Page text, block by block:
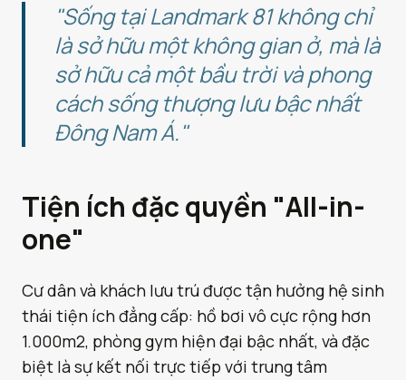
"Sống tại Landmark 81 không chỉ
là sở hữu một không gian ở, mà là
sở hữu cả một bầu trời và phong
cách sống thượng lưu bậc nhất
Đông Nam Á."
Tiện ích đặc quyền "All-in-
one"
Cư dân và khách lưu trú được tận hưởng hệ sinh
thái tiện ích đẳng cấp: hồ bơi vô cực rộng hơn
1.000m2, phòng gym hiện đại bậc nhất, và đặc
biệt là sự kết nối trực tiếp với trung tâm